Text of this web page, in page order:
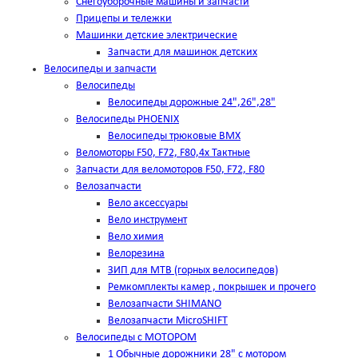
Прицепы и тележки
Машинки детские электрические
Запчасти для машинок детских
Велосипеды и запчасти
Велосипеды
Велосипеды дорожные 24",26",28"
Велосипеды PHOENIX
Велосипеды трюковые BMX
Веломоторы F50, F72, F80,4х Тактные
Запчасти для веломоторов F50, F72, F80
Велозапчасти
Вело аксессуары
Вело инструмент
Вело химия
Велорезина
ЗИП для MTB (горных велосипедов)
Ремкомплекты камер , покрышек и прочего
Велозапчасти SHIMANO
Велозапчасти MicroSHIFT
Велосипеды с МОТОРОМ
1 Обычные дорожники 28" с мотором